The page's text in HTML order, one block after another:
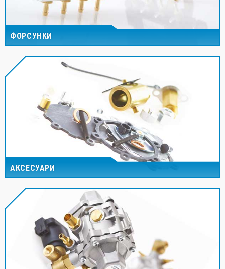
ФОРСУНКИ
АКСЕСУАРИ